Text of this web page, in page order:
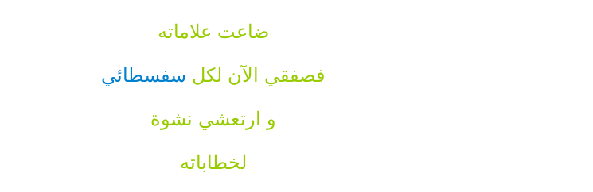
ضاعت علاماته
فصفقي الآن لكل سفسطائي
و ارتعشي نشوة
لخطاباته